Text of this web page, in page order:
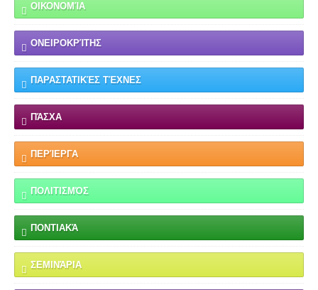
ΟΙΚΟΝΟΜΊΑ
ΟΝΕΙΡΟΚΡΊΤΗΣ
ΠΑΡΑΣΤΑΤΙΚΈΣ ΤΈΧΝΕΣ
ΠΆΣΧΑ
ΠΕΡΊΕΡΓΑ
ΠΟΛΙΤΙΣΜΌΣ
ΠΟΝΤΙΑΚΆ
ΣΕΜΙΝΆΡΙΑ